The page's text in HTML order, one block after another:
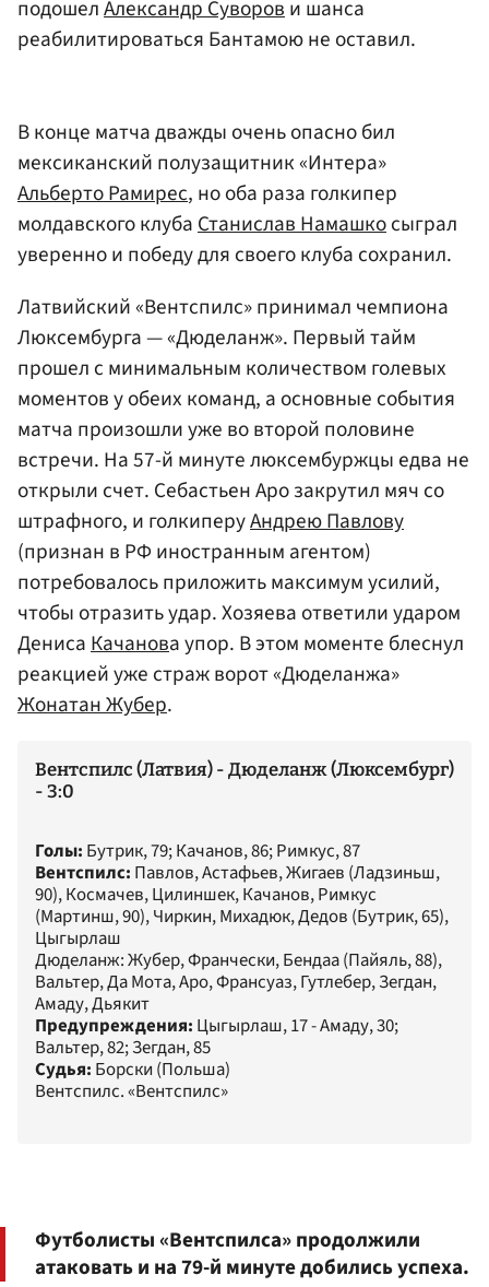
подошелАлександр Суворови шанса
реабилитироваться Бантамою не оставил.
В конце матча дважды очень опасно бил
мексиканский полузащитник «Интера»
Альберто Рамирес, но оба раза голкипер
молдавского клубаСтанислав Намашкосыграл
уверенно и победу для своего клуба сохранил.
Латвийский «Вентспилс» принимал чемпиона
Люксембурга — «Дюделанж». Первый тайм
прошел с минимальным количеством голевых
моментов у обеих команд, а основные события
матча произошли уже во второй половине
встречи. На 57-й минуте люксембуржцы едва не
открыли счет. Себастьен Аро закрутил мяч со
штрафного, и голкиперуАндрею Павлову
(признан в РФ иностранным агентом)
потребовалось приложить максимум усилий,
чтобы отразить удар. Хозяева ответили ударом
ДенисаКачанова упор. В этом моменте блеснул
реакцией уже страж ворот «Дюделанжа»
Жонатан Жубер.
Вентспилс (Латвия) - Дюделанж (Люксембург)
- 3:0
Голы: Бутрик, 79; Качанов, 86; Римкус, 87
Вентспилс: Павлов, Астафьев, Жигаев (Ладзиньш,
90), Космачев, Цилиншек, Качанов, Римкус
(Мартинш, 90), Чиркин, Михадюк, Дедов (Бутрик, 65),
Цыгырлаш
Дюделанж: Жубер, Франчески, Бендаа (Пайяль, 88),
Вальтер, Да Мота, Аро, Франсуаз, Гутлебер, Зегдан,
Амаду, Дьякит
Предупреждения: Цыгырлаш, 17 - Амаду, 30;
Вальтер, 82; Зегдан, 85
Судья: Борски (Польша)
Вентспилс. «Вентспилс»
Футболисты «Вентспилса» продолжили
атаковать и на 79-й минуте добились успеха.